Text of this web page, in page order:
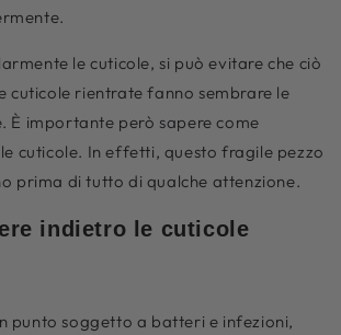
le cuticole, si può evitare che ciò
cuticole rientrate fanno sembrare le
È importante però sapere come
cuticole. In effetti, questo fragile pezzo
prima di tutto di qualche attenzione.
indietro le cuticole
punto soggetto a batteri e infezioni,